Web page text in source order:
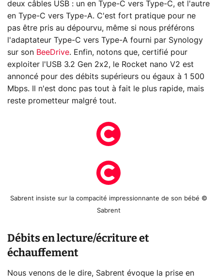
deux câbles USB : un en Type-C vers Type-C, et l'autre
en Type-C vers Type-A. C'est fort pratique pour ne
pas être pris au dépourvu, même si nous préférons
l'adaptateur Type-C vers Type-A fourni par Synology
sur son BeeDrive. Enfin, notons que, certifié pour
exploiter l'USB 3.2 Gen 2x2, le Rocket nano V2 est
annoncé pour des débits supérieurs ou égaux à 1 500
Mbps. Il n'est donc pas tout à fait le plus rapide, mais
reste prometteur malgré tout.
Sabrent insiste sur la compacité impressionnante de son bébé ©
Sabrent
Débits en lecture/écriture et
échauffement
Nous venons de le dire, Sabrent évoque la prise en